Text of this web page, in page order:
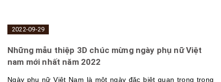
2022-09-29
Những mẫu thiệp 3D chúc mừng ngày phụ nữ Việt
nam mới nhất năm 2022
Ngày phụ nữ Việt Nam là một ngày đặc biệt quan trọng trong